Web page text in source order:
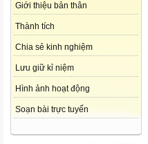
Giới thiệu bản thân
Thành tích
Chia sẻ kinh nghiệm
Lưu giữ kỉ niệm
Hình ảnh hoạt động
Soạn bài trực tuyến